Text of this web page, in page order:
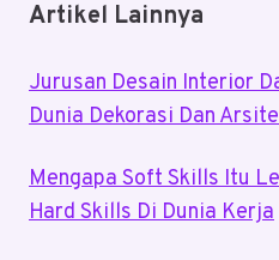
WAJIB
MODAL
ANAK
Artikel Lainnya
Jurusan Desain Interior
Dunia Dekorasi Dan
Mengapa Soft Skills Itu
Hard Skills Di Dunia Kerja